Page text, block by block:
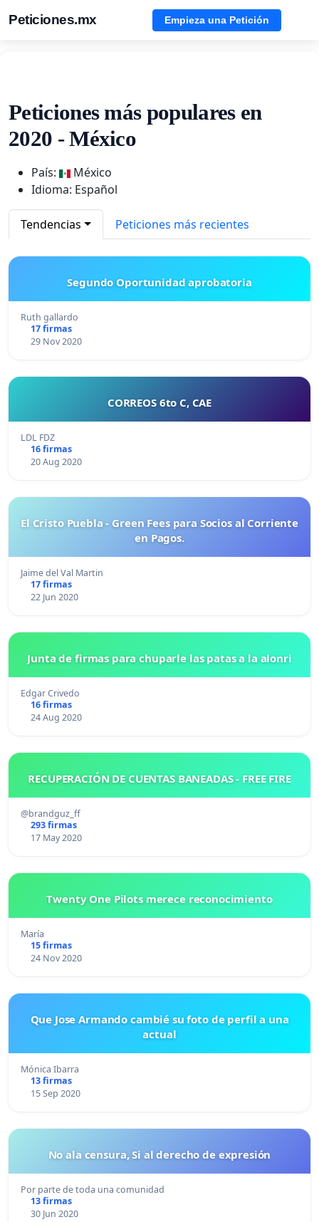
Peticiones.mx Empieza una Petición
Peticiones más populares en
2020 - México
País:
México
Idioma: Español
Tendencias Peticiones más recientes
Segundo Oportunidad aprobatoria
Ruth gallardo
17 firmas
29 Nov 2020
CORREOS 6to C, CAE
LDL FDZ
16 firmas
20 Aug 2020
El Cristo Puebla - Green Fees para Socios al Corriente
en Pagos.
Jaime del Val Martin
17 firmas
22 Jun 2020
Junta de firmas para chuparle las patas a la alonri
Edgar Crivedo
16 firmas
24 Aug 2020
RECUPERACIÓN DE CUENTAS BANEADAS - FREE FIRE
@brandguz_ff
293 firmas
17 May 2020
Twenty One Pilots merece reconocimiento
María
15 firmas
24 Nov 2020
Que Jose Armando cambié su foto de perfil a una
actual
Mónica Ibarra
13 firmas
15 Sep 2020
No ala censura, Si al derecho de expresión
Por parte de toda una comunidad
13 firmas
30 Jun 2020